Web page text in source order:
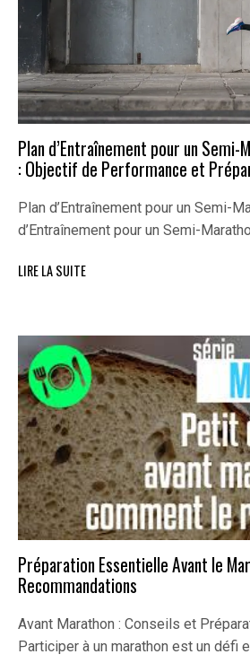
Plan d’Entraînement pour un Semi-
: Objectif de Performance et
Plan d’Entraînement pour un Semi-
d’Entraînement pour un Semi-
LIRE LA SUITE
Préparation Essentielle Avant le
Recommandations
Avant Marathon : Conseils et
Participer à un marathon est un défi